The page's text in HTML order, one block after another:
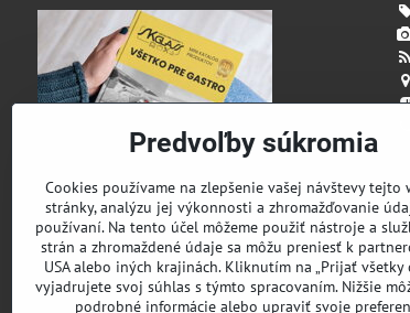
Predvoľby súkromia
Cookies používame na zlepšenie vašej návštevy tejto
stránky, analýzu jej výkonnosti a zhromažďovanie
používaní. Na tento účel môžeme použiť nástroje a
strán a zhromaždené údaje sa môžu preniesť k
USA alebo iných krajinách. Kliknutím na „Prijať všetky
vyjadrujete svoj súhlas s týmto spracovaním. Nižšie
podrobné informácie alebo upraviť svoje